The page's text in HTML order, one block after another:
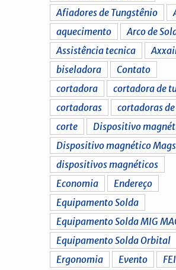
Afiadores de Tungstênio
aquecimento
Arco de
Assistência tecnica
biseladora
Contato
cortadora
cortadora de
cortadoras
cortadoras
corte
Dispositivo
Dispositivo magnético
dispositivos magnéticos
Economia
Endereço
Equipamento Solda
Equipamento Solda MIG
Equipamento Solda Orbital
Ergonomia
Evento